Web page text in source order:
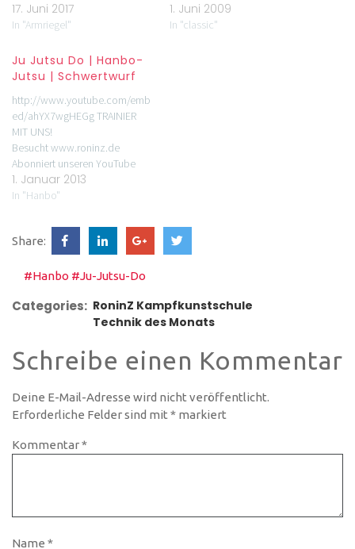
17. Juni 2017
In "Armriegel"
1. Juni 2009
In "classic"
Ju Jutsu Do | Hanbo-
Jutsu | Schwertwurf
http://www.youtube.com/emb
ed/ahYX7wgHEGg TRAINIER
MIT UNS!
Besucht www.roninz.de
Abonniert unseren YouTube
Kanal.
buymeacoffee.com/roninz
1. Januar 2013
In "Hanbo"
Share:
#Hanbo #Ju-Jutsu-Do
Categories: RoninZ Kampfkunstschule
Technik des Monats
Schreibe einen Kommentar
Deine E-Mail-Adresse wird nicht veröffentlicht.
Erforderliche Felder sind mit* markiert
Kommentar*
Name *